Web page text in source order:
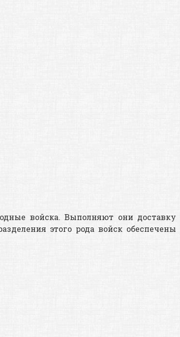
войска. Выполняют они доставку
этого рода войск обеспечены